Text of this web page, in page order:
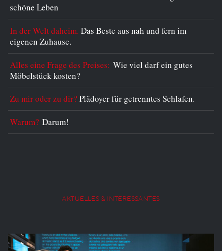
schöne Leben
In der Welt daheim.Das Beste aus nah und fern im
eigenen Zuhause.
Alles eine Frage des Preises:Wie viel darf ein gutes
Möbelstück kosten?
Zu mir oder zu dir?Plädoyer für getrenntes Schlafen.
Warum?Darum!
AKTUELLES & INTERESSANTES